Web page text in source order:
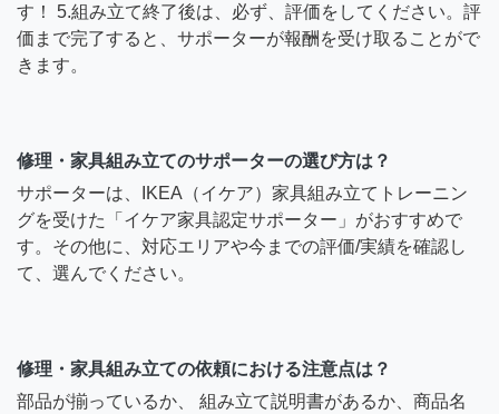
す！ 5.組み立て終了後は、必ず、評価をしてください。評
価まで完了すると、サポーターが報酬を受け取ることがで
きます。
修理・家具組み立てのサポーターの選び方は？
サポーターは、IKEA（イケア）家具組み立てトレーニン
グを受けた「イケア家具認定サポーター」がおすすめで
す。その他に、対応エリアや今までの評価/実績を確認し
て、選んでください。
修理・家具組み立ての依頼における注意点は？
部品が揃っているか、 組み立て説明書があるか、商品名